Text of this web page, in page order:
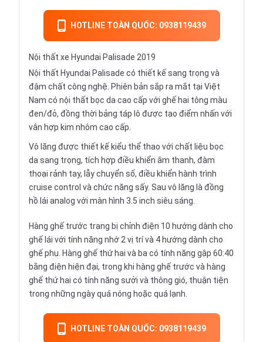
HOTLINE TOÀN QUỐC: 0938119439
Nội thất xe Hyundai Palisade 2019
Nội thất Hyundai Palisade có thiết kế sang trọng và
đậm chất công nghệ. Phiên bản sắp ra mắt tại Việt
Nam có nội thất bọc da cao cấp với ghế hai tông màu
đen/đỏ, đồng thời bảng táp lô được tạo điểm nhấn với
vân hợp kim nhôm cao cấp.
Vô lăng được thiết kế kiểu thể thao với chất liệu bọc
da sang trọng, tích hợp điều khiển âm thanh, đàm
thoại rảnh tay, lẫy chuyển số, điều khiển hành trình
cruise control và chức năng sấy. Sau vô lăng là đồng
hồ lái analog với màn hình 3.5 inch siêu sáng.
Hàng ghế trước trang bị chỉnh điện 10 hướng dành cho
ghế lái với tính năng nhớ 2 vị trí và 4 hướng dành cho
ghế phụ. Hàng ghế thứ hai và ba có tính năng gập 60:40
bằng điện hiện đại, trong khi hàng ghế trước và hàng
ghế thứ hai có tính năng sưởi và thông gió, thuận tiện
trong những ngày quá nóng hoặc quá lạnh.
HOTLINE TOÀN QUỐC: 0938119439